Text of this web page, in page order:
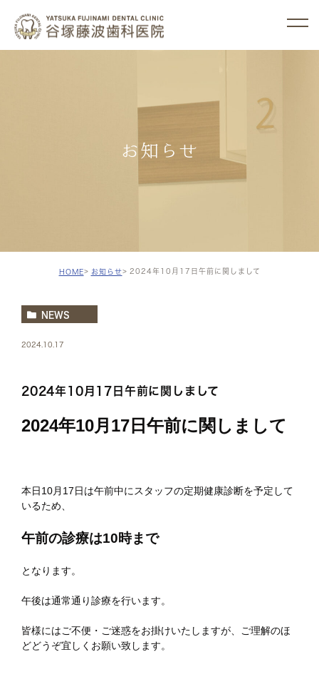
お知らせ
HOME お知らせ 2024年10月17日午前に関しまして
NEWS
2024.10.17
2024年10月17日午前に関しまして
2024年10月17日午前に関しまして
本日10月17日は午前中にスタッフの定期健康診断を予定して
いるため、
午前の診療は10時まで
となります。
午後は通常通り診療を行います。
皆様にはご不便・ご迷惑をお掛けいたしますが、ご理解のほ
どどうぞ宜しくお願い致します。